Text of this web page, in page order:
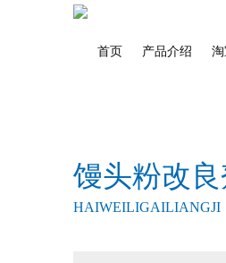
首页 产品介绍
馒头粉改
HAIWEILIGAILIANGJI